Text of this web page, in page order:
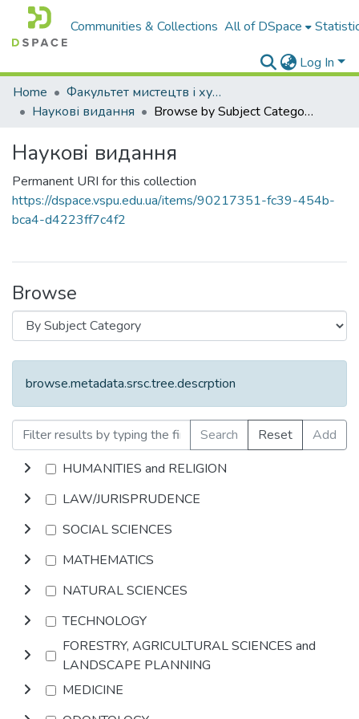
Communities & Collections All of DSpace
Log In
Home
Факультет мистецтв і художньо-освітніх технологій
Наукові видання
Browse by Subject Category
Наукові видання
Permanent URI for this collection
https://dspace.vspu.edu.ua/items/90217351-fc39-454b-
bca4-d4223ff7c4f2
Browse
browse.metadata.srsc.tree.descrption
Search Reset
Add
HUMANITIES and RELIGION
LAW/JURISPRUDENCE
SOCIAL SCIENCES
MATHEMATICS
NATURAL SCIENCES
TECHNOLOGY
FORESTRY, AGRICULTURAL SCIENCES and
LANDSCAPE PLANNING
MEDICINE